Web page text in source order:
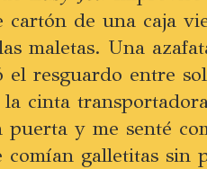
cartón de una caja
maletas. Una
el resguardo entre
cinta
puerta y me senté
comían galletitas sin